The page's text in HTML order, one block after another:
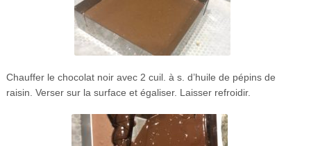
Chauffer le chocolat noir avec 2 cuil. à s. d’huile de pépins de
raisin. Verser sur la surface et égaliser. Laisser refroidir.